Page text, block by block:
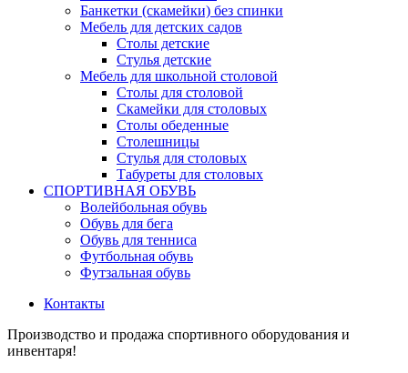
Банкетки (скамейки) без спинки
Мебель для детских садов
Столы детские
Стулья детские
Мебель для школьной столовой
Столы для столовой
Скамейки для столовых
Столы обеденные
Столешницы
Стулья для столовых
Табуреты для столовых
СПОРТИВНАЯ ОБУВЬ
Волейбольная обувь
Обувь для бега
Обувь для тенниса
Футбольная обувь
Футзальная обувь
Контакты
Производство и продажа спортивного оборудования и
инвентаря!